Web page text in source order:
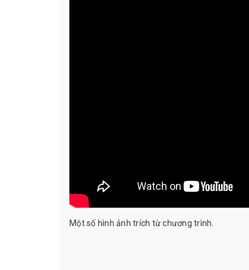
Một số hình ảnh trích từ chương trình.